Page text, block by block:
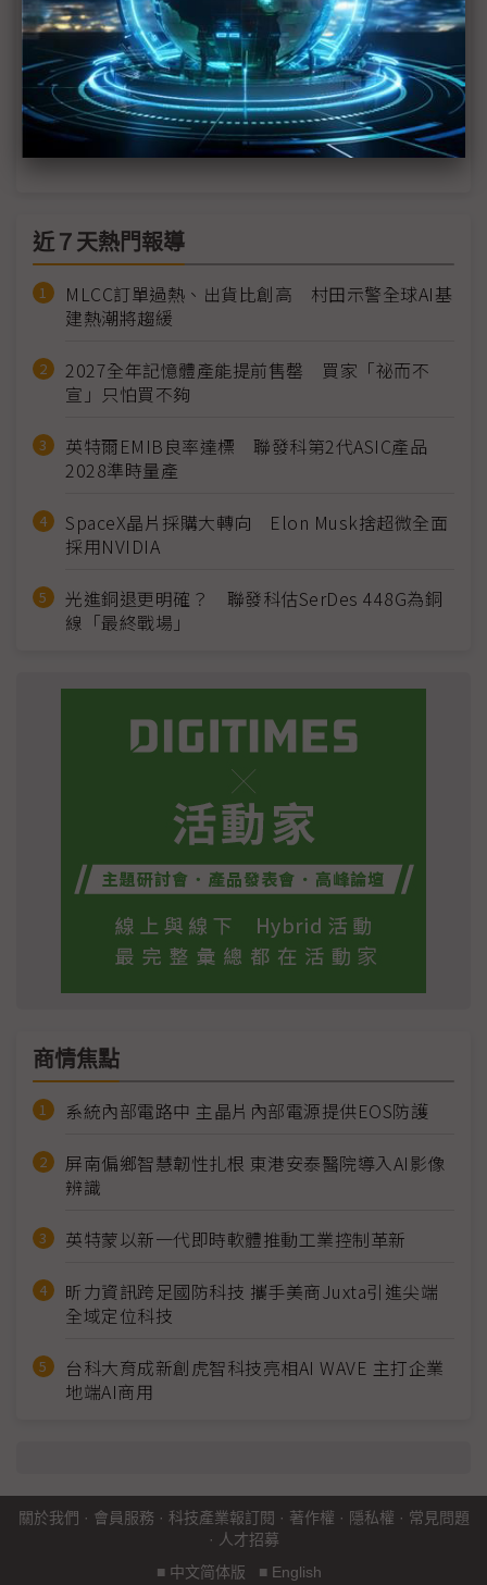
中科院「軍規無人機」技術再釋民間 有利備戰與外
銷
嘉義躍身無人機重鎮 3箭齊發挺進亞太供應鏈中心
中科院無人艇測試發英雄帖 雷虎無人船6月見真章
近７天熱門報導
MLCC訂單過熱、出貨比創高 村田示警全球AI基
建熱潮將趨緩
2027全年記憶體產能提前售罄 買家「祕而不
宣」只怕買不夠
英特爾EMIB良率達標 聯發科第2代ASIC產品
2028準時量產
SpaceX晶片採購大轉向 Elon Musk捨超微全面
採用NVIDIA
光進銅退更明確？ 聯發科估SerDes 448G為銅
線「最終戰場」
商情焦點
系統內部電路中 主晶片內部電源提供EOS防護
屏南偏鄉智慧韌性扎根 東港安泰醫院導入AI影像
辨識
英特蒙以新一代即時軟體推動工業控制革新
昕力資訊跨足國防科技 攜手美商Juxta引進尖端
全域定位科技
台科大育成新創虎智科技亮相AI WAVE 主打企業
地端AI商用
關於我們 · 會員服務 · 科技產業報訂閱 · 著作權 · 隱私權 · 常見問題
· 人才招募
■ 中文简体版 ■ English